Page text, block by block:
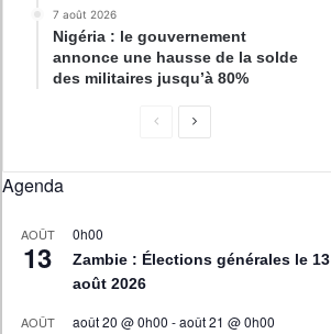
7 août 2026
Nigéria : le gouvernement
annonce une hausse de la solde
des militaires jusqu’à 80%
Agenda
AOÛT
13
0h00
Zambie : Élections générales le 13
août 2026
AOÛT août 20 @ 0h00 -août 21 @ 0h00